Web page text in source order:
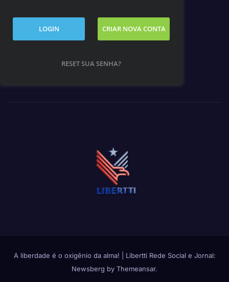
LOGIN CRIAR NOVA CONTA
RESET SUA SENHA?
A liberdade é o oxigênio da alma!
Libertti Rede Social e Jornal:
Newsberg by Themeansar.